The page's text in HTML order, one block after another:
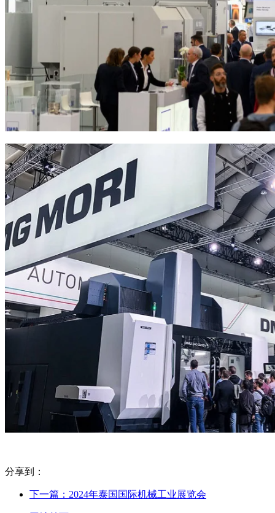
分享到：
下一篇：2024年泰国国际机械工业展览会